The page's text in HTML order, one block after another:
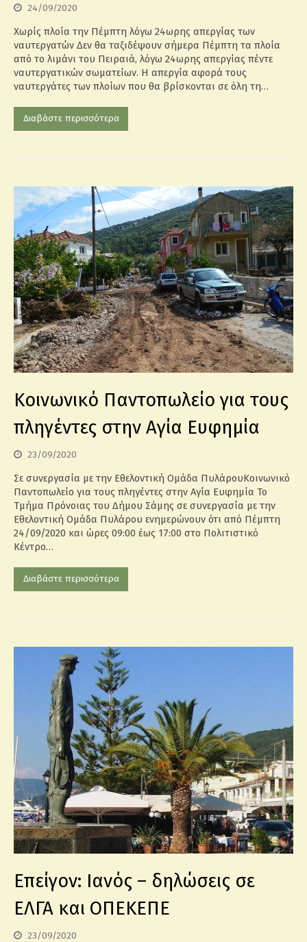
24/09/2020
Χωρίς πλοία την Πέμπτη λόγω 24ωρης απεργίας των
ναυτεργατών Δεν θα ταξιδέψουν σήμερα Πέμπτη τα πλοία
από το λιμάνι του Πειραιά, λόγω 24ωρης απεργίας πέντε
ναυτεργατικών σωματείων. Η απεργία αφορά τους
ναυτεργάτες των πλοίων που θα βρίσκονται σε όλη τη…
Διαβάστε περισσότερα
Κοινωνικό Παντοπωλείο για τους
πληγέντες στην Αγία Ευφημία
23/09/2020
Σε συνεργασία με την Εθελοντική Ομάδα ΠυλάρουΚοινωνικό
Παντοπωλείο για τους πληγέντες στην Αγία Ευφημία Το
Τμήμα Πρόνοιας του Δήμου Σάμης σε συνεργασία με την
Εθελοντική Ομάδα Πυλάρου ενημερώνουν ότι από Πέμπτη
24/09/2020 και ώρες 09:00 έως 17:00 στο Πολιτιστικό
Κέντρο…
Διαβάστε περισσότερα
Επείγον: Ιανός – δηλώσεις σε
ΕΛΓΑ και ΟΠΕΚΕΠΕ
23/09/2020